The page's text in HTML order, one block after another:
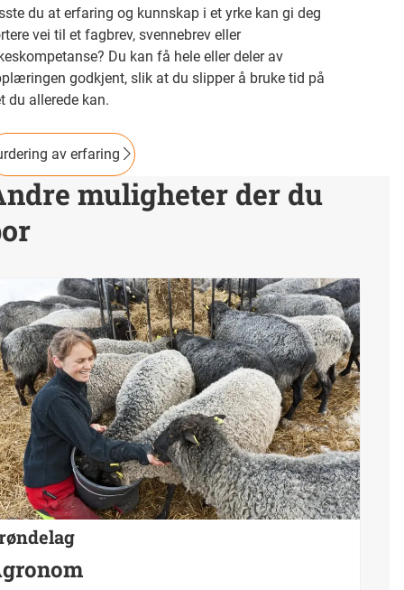
du at erfaring og kunnskap i et yrke kan gi deg
vei til et fagbrev, svennebrev eller
Du kan få hele eller deler av
godkjent, slik at du slipper å bruke tid på
du allerede kan.
av erfaring
muligheter der du